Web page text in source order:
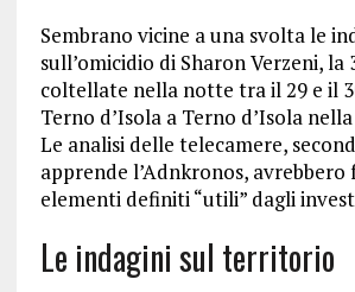
Sembrano vicine a una svolta le
sull’omicidio di Sharon Verzeni, la
coltellate nella notte tra il 29 e il
Terno d’Isola a Terno d’Isola
Le analisi delle telecamere,
apprende l’Adnkronos,
elementi definiti “utili” dagli
Le indagini sul territorio